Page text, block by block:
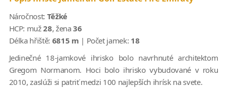
Náročnost: Těžké
HCP: muž28, žena36
Délka hřiště: 6815 m | Počet jamek: 18
Jedinečné 18-jamkové ihrisko bolo navrhnuté architektom
Gregom Normanom. Hoci bolo ihrisko vybudované v roku
2010, zaslúži si patriť medzi 100 najlepších ihrísk na svete.